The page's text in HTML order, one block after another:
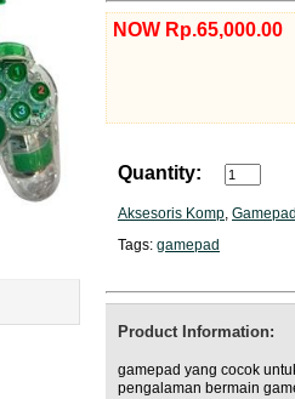
NOW Rp.65,000.00
Quantity:
Aksesoris Komp,
Tags: gamepad
Product Information:
gamepad yang cocok
pengalaman bermain